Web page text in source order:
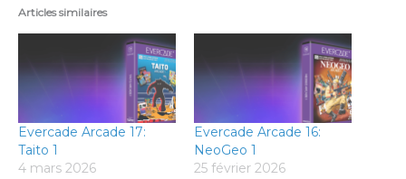
Articles similaires
Evercade Arcade 17:
Taito 1
4 mars 2026
Evercade Arcade 16:
NeoGeo 1
25 février 2026